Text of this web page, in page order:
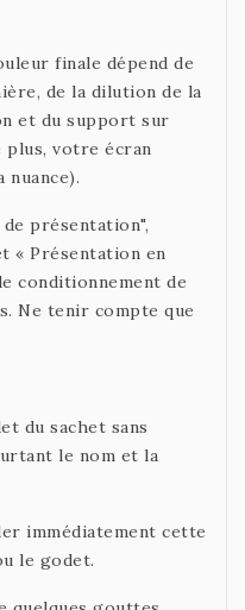
finale dépend de
de la dilution de la
et du support sur
plus, votre écran
nuance).
présentation",
« Présentation en
conditionnement de
Ne tenir compte que
du sachet sans
le nom et la
immédiatement cette
le godet.